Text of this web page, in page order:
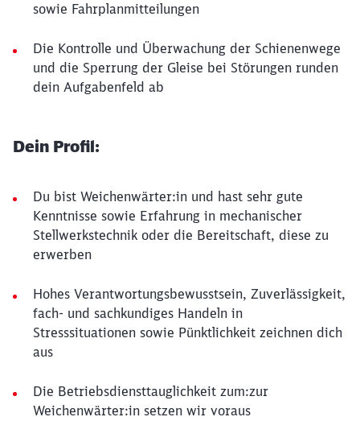
sowie Fahrplanmitteilungen
Die Kontrolle und Überwachung der Schienenwege
und die Sperrung der Gleise bei Störungen runden
dein Aufgabenfeld ab
Dein Profil:
Du bist Weichenwärter:in und hast sehr gute
Kenntnisse sowie Erfahrung in mechanischer
Stellwerkstechnik oder die Bereitschaft, diese zu
erwerben
Hohes Verantwortungsbewusstsein, Zuverlässigkeit,
fach- und sachkundiges Handeln in
Stresssituationen sowie Pünktlichkeit zeichnen dich
aus
Die Betriebsdiensttauglichkeit zum:zur
Weichenwärter:in setzen wir voraus